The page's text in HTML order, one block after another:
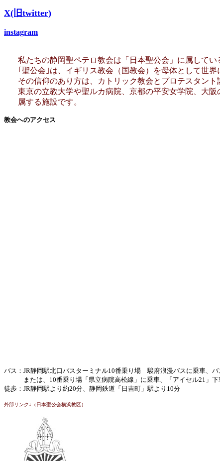
X(旧twitter)
instagram
私たちの静岡聖ペテロ教会は「日本聖公会」に属してい
｢聖公会｣は、イギリス教会（国教会）を母体として世界
その信仰のあり方は、カトリック教会とプロテスタン
東京の立教大学や聖ルカ病院、京都の平安女学院、大
属する施設です。
教会へのアクセス
バス：JR静岡駅北口バスターミナル10番乗り場 駿府浪漫バスに乗車、
または、10番乗り場「県立病院高松線」に乗車、「アイセル21」下
徒歩：JR静岡駅より約20分、静岡鉄道「日吉町」駅より10分
外部リンク↓（日本聖公会横浜教区）